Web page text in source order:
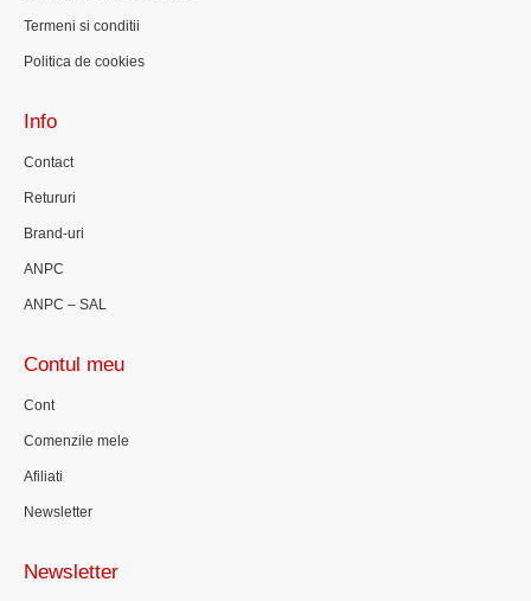
Termeni si conditii
Politica de cookies
Info
Contact
Retururi
Brand-uri
ANPC
ANPC – SAL
Contul meu
Cont
Comenzile mele
Afiliati
Newsletter
Newsletter